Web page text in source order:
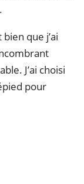
que j’ai
J’ai choisi
pour